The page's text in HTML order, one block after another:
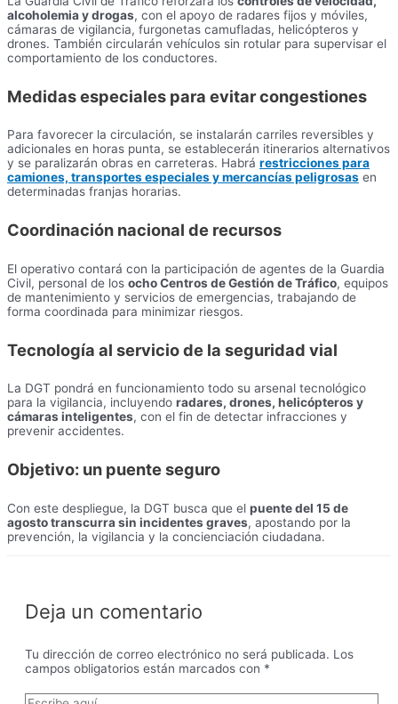
alcoholemia y drogas, con el apoyo de radares fijos y móviles,
cámaras de vigilancia, furgonetas camufladas, helicópteros y
drones. También circularán vehículos sin rotular para supervisar el
comportamiento de los conductores.
Medidas especiales para evitar congestiones
Para favorecer la circulación, se instalarán carriles reversibles y
adicionales en horas punta, se establecerán itinerarios alternativos
y se paralizarán obras en carreteras. Habrá restricciones para
camiones, transportes especiales y mercancías peligrosas en
determinadas franjas horarias.
Coordinación nacional de recursos
El operativo contará con la participación de agentes de la Guardia
Civil, personal de los ocho Centros de Gestión de Tráfico, equipos
de mantenimiento y servicios de emergencias, trabajando de
forma coordinada para minimizar riesgos.
Tecnología al servicio de la seguridad vial
La DGT pondrá en funcionamiento todo su arsenal tecnológico
para la vigilancia, incluyendo radares, drones, helicópteros y
cámaras inteligentes, con el fin de detectar infracciones y
prevenir accidentes.
Objetivo: un puente seguro
Con este despliegue, la DGT busca que el puente del 15 de
agosto transcurra sin incidentes graves, apostando por la
prevención, la vigilancia y la concienciación ciudadana.
Deja un comentario
Tu dirección de correo electrónico no será publicada. Los
campos obligatorios están marcados con *
Escribe